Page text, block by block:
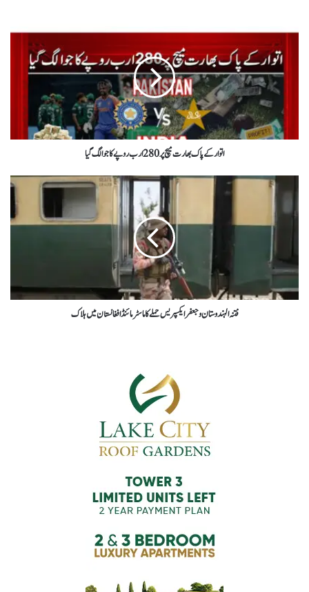
اتوار کے پاک بھارت میچ پر 280ارب روپے کا جوا لگ گیا
فتنہ الہندوستان و جعفر ایکسپریس حملے کا ماسٹر مائنڈ افغانستان میں ہلاک